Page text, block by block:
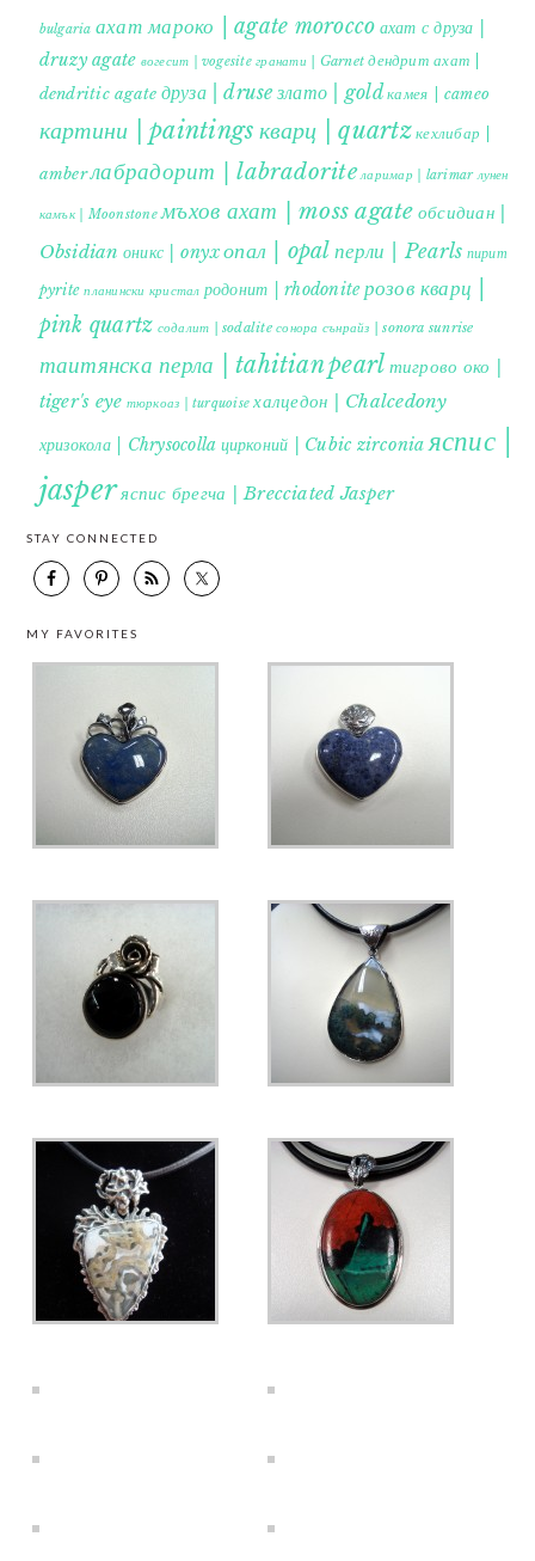
bulgaria ахат мароко | agate morocco ахат с друза |
druzy agate вогесит | vogesite гранати | Garnet дендрит ахат |
dendritic agate друза | druse злато | gold камея | cameo
картини | paintings кварц | quartzкехлибар |
amberлабрадорит | labradorite ларимар | larimar лунен
камък | Moonstone мъхов ахат | moss agate обсидиан |
Obsidian оникс | onyxопал | opal перли | Pearls пирит |
pyrite планински кристал родонит | rhodonite розов кварц |
pink quartz содалит | sodalite сонора сънрайз | sonora sunrise
таитянска перла | tahitian pearl тигрово око |
tiger's eye тюркоаз | turquoise халцедон | Chalcedony
хризокола | Chrysocolla цирконий | Cubic zirconia яспис |
jasperяспис брегча | Brecciated Jasper
STAY CONNECTED
MY FAVORITES